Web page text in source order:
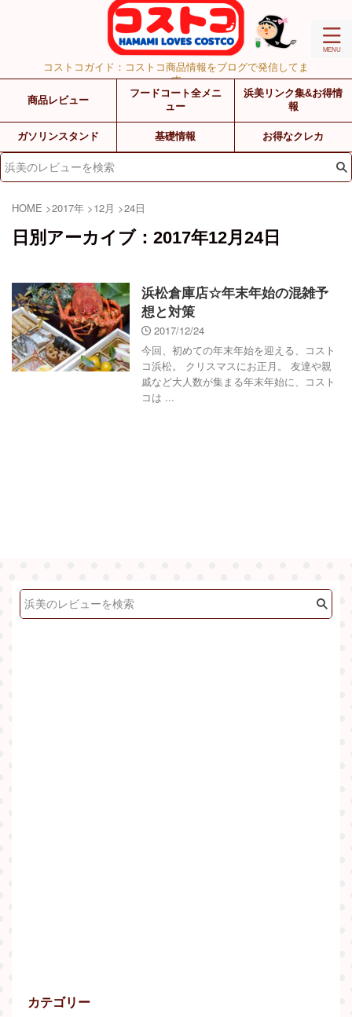
コストコガイド：コストコ商品情報をブログで発信してま
す
商品レビュー
フードコート全メニ
ュー
浜美リンク集&お得情
報
ガソリンスタンド 基礎情報 お得なクレカ
HOME >2017年 >12月 >24日
日別アーカイブ：2017年12月24日
浜松倉庫店☆年末年始の混雑予
想と対策
2017/12/24
今回、初めての年末年始を迎える、コスト
コ浜松。 クリスマスにお正月。 友達や親
戚など大人数が集まる年末年始に、コスト
コは ...
カテゴリー